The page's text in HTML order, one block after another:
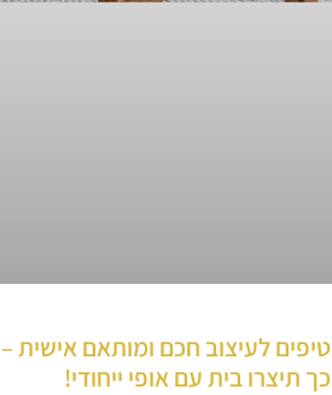
טיפים לעיצוב חכם ומותאם אישית –
כך תיצרו בית עם אופי ייחודי!